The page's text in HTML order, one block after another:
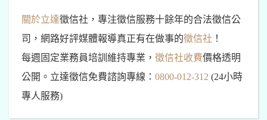
關於立達徵信社，專注徵信服務十餘年的合法徵信公
司，網路好評媒體報導真正有在做事的徵信社 ！
每週固定業務員培訓維持專業， 徵信社收費價格透明
公開。立達徵信免費諮詢專線： 0800-012-312 (24小時
專人服務)